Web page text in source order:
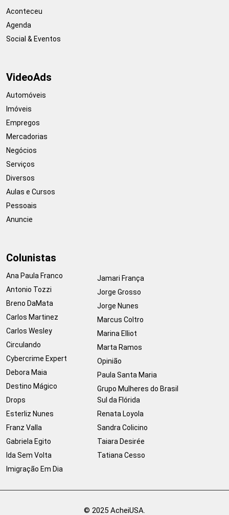
Aconteceu
Agenda
Social & Eventos
VideoAds
Automóveis
Imóveis
Empregos
Mercadorias
Negócios
Serviços
Diversos
Aulas e Cursos
Pessoais
Anuncie
Colunistas
Ana Paula Franco
Antonio Tozzi
Breno DaMata
Carlos Martinez
Carlos Wesley
Circulando
Cybercrime Expert
Debora Maia
Destino Mágico
Drops
Esterliz Nunes
Franz Valla
Gabriela Egito
Ida Sem Volta
Imigração Em Dia
Jamari França
Jorge Grosso
Jorge Nunes
Marcus Coltro
Marina Elliot
Marta Ramos
Opinião
Paula Santa Maria
Grupo Mulheres do Brasil
Sul da Flórida
Renata Loyola
Sandra Colicino
Taiara Desirée
Tatiana Cesso
© 2025 AcheiUSA.